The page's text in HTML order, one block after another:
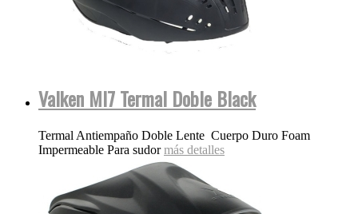
Valken MI7 Termal Doble Black
Termal Antiempaño Doble Lente Cuerpo Duro Foam
Impermeable Para sudormás detalles